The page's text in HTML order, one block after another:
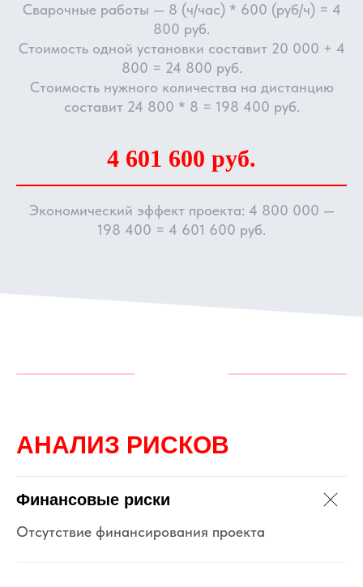
Сварочные работы — 8 (ч/час) * 600 (руб/ч) = 4
800 руб.
Стоимость одной установки составит 20 000 + 4
800 = 24 800 руб.
Стоимость нужного количества на дистанцию
составит 24 800 * 8 = 198 400 руб.
4 601 600 руб.
Экономический эффект проекта: 4 800 000 —
198 400 = 4 601 600 руб.
АНАЛИЗ РИСКОВ
Финансовые риски
Отсутствие финансирования проекта